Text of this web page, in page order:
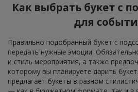
Как выбрать букет с
для
Правильно подобранный букет с
передать нужные эмоции.
и стиль мероприятия, а также
которому вы планируете дарить
предлагает букеты в разном